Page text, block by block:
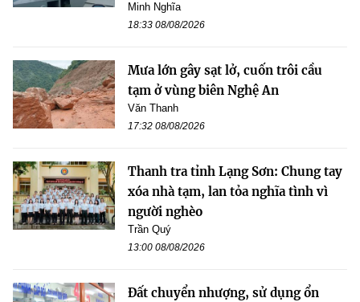
Minh Nghĩa
18:33 08/08/2026
Mưa lớn gây sạt lở, cuốn trôi cầu
tạm ở vùng biên Nghệ An
Văn Thanh
17:32 08/08/2026
Thanh tra tỉnh Lạng Sơn: Chung tay
xóa nhà tạm, lan tỏa nghĩa tình vì
người nghèo
Trần Quý
13:00 08/08/2026
Đất chuyển nhượng, sử dụng ổn